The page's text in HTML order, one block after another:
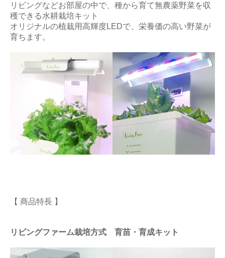
リビングなどお部屋の中で、種から育て無農薬野菜を収
穫できる水耕栽培キット
オリジナルの植栽用高輝度LEDで、栄養価の高い野菜が
育ちます。
【 商品特長 】
リビングファーム栽培方式 育苗・育成キット